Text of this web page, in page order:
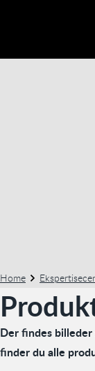
Home
Der findes
finder du alle